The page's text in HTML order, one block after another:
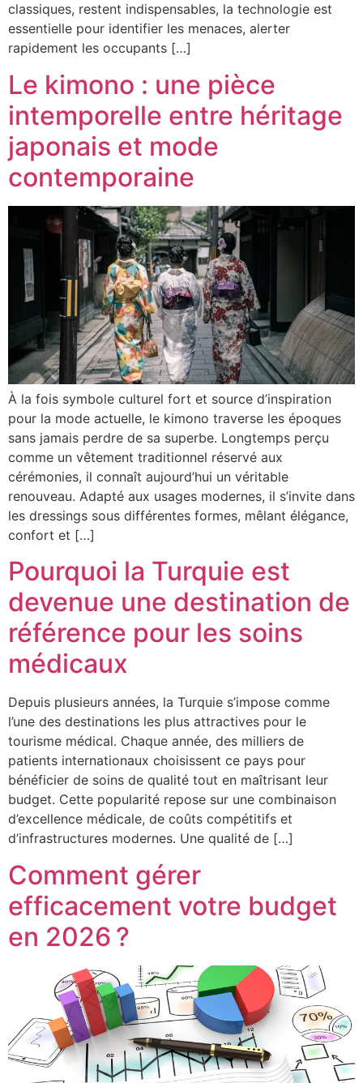
classiques, restent indispensables, la technologie est
essentielle pour identifier les menaces, alerter
rapidement les occupants […]
Le kimono : une pièce
intemporelle entre héritage
japonais et mode
contemporaine
À la fois symbole culturel fort et source d’inspiration
pour la mode actuelle, le kimono traverse les époques
sans jamais perdre de sa superbe. Longtemps perçu
comme un vêtement traditionnel réservé aux
cérémonies, il connaît aujourd’hui un véritable
renouveau. Adapté aux usages modernes, il s’invite dans
les dressings sous différentes formes, mêlant élégance,
confort et […]
Pourquoi la Turquie est
devenue une destination de
référence pour les soins
médicaux
Depuis plusieurs années, la Turquie s’impose comme
l’une des destinations les plus attractives pour le
tourisme médical. Chaque année, des milliers de
patients internationaux choisissent ce pays pour
bénéficier de soins de qualité tout en maîtrisant leur
budget. Cette popularité repose sur une combinaison
d’excellence médicale, de coûts compétitifs et
d’infrastructures modernes. Une qualité de […]
Comment gérer
efficacement votre budget
en 2026 ?